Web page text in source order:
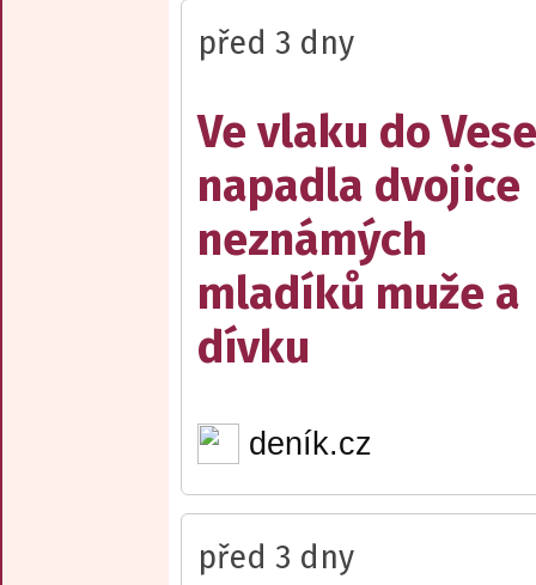
před 3 dny
Ve vlaku do
napadla dvojice
neznámých
mladíků muže a
dívku
deník.cz
před 3 dny